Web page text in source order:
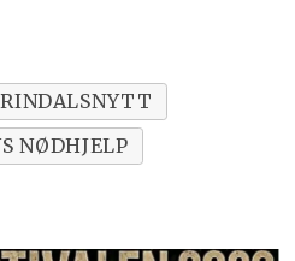
RINDALSNYTT
NØDHJELP